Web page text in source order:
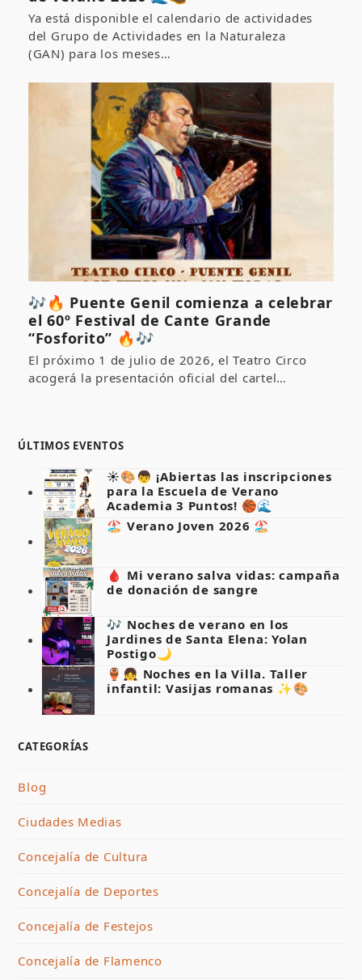
Ya está disponible el calendario de actividades
del Grupo de Actividades en la Naturaleza
(GAN) para los meses…
🎶🔥 Puente Genil comienza a celebrar
el 60º Festival de Cante Grande
“Fosforito” 🔥🎶
El próximo 1 de julio de 2026, el Teatro Circo
acogerá la presentación oficial del cartel…
ÚLTIMOS EVENTOS
☀️🎨👦 ¡Abiertas las inscripciones
para la Escuela de Verano
Academia 3 Puntos! 🏀🌊
🏖️ Verano Joven 2026 🏖️
🩸 Mi verano salva vidas: campaña
de donación de sangre
🎶 Noches de verano en los
Jardines de Santa Elena: Yolan
Postigo🌙
🏺👧 Noches en la Villa. Taller
infantil: Vasijas romanas ✨🎨
CATEGORÍAS
Blog
Ciudades Medias
Concejalía de Cultura
Concejalía de Deportes
Concejalía de Festejos
Concejalía de Flamenco